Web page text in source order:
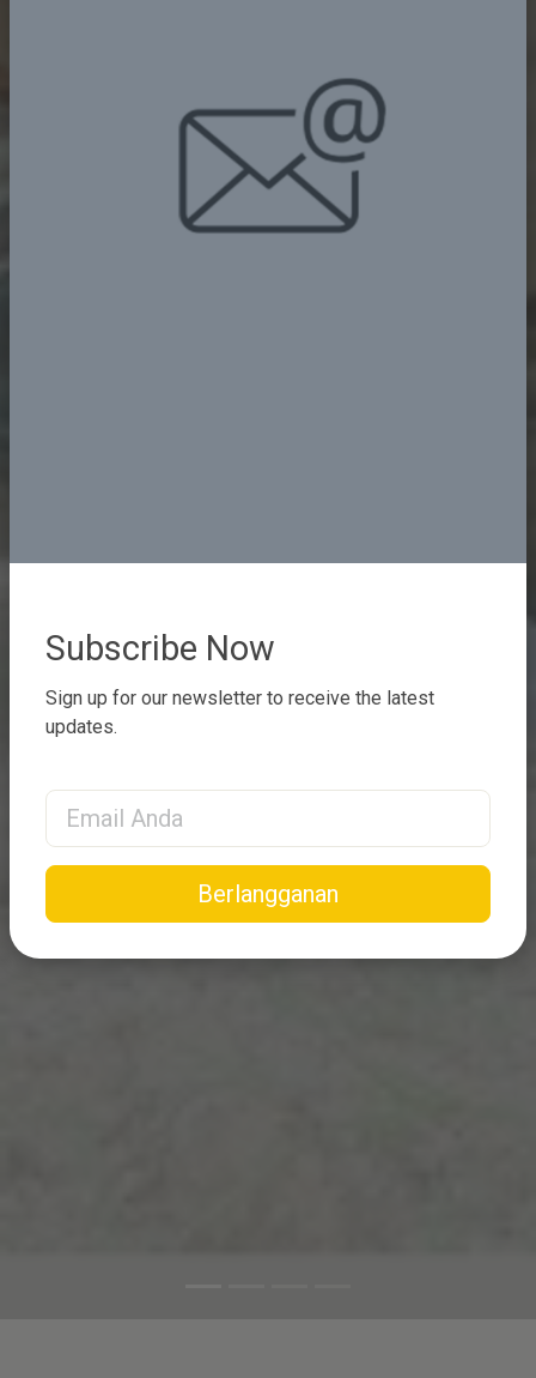
Subscribe Now
Sign up for our newsletter to receive the latest
updates.
Email Address
Berlangganan